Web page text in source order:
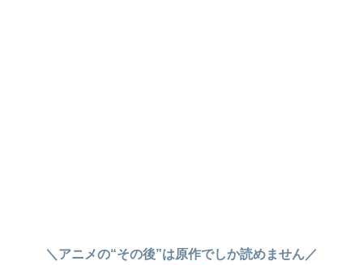
＼アニメの“その後”は原作でしか読めません／